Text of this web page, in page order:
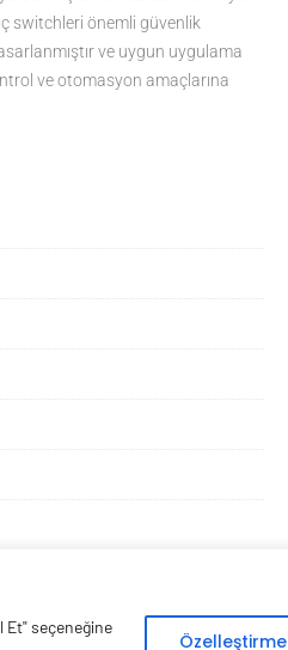
Et" seçeneğine
Özelleştirme
switchleri önemli güvenlik
ve uygun uygulama
ve otomasyon amaçlarına
Ltd Şti | Tüm Hakları Saklıdır.